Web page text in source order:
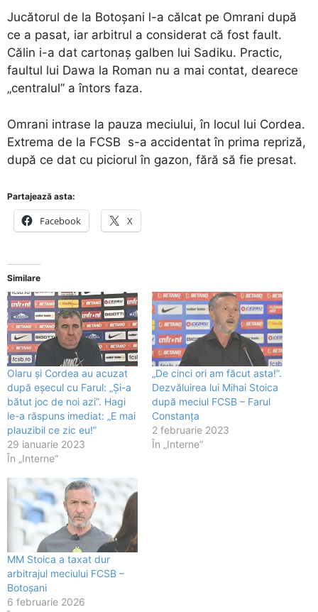
Jucătorul de la Botoșani l-a călcat pe Omrani după
ce a pasat, iar arbitrul a considerat că fost fault.
Călin i-a dat cartonaș galben lui Sadiku. Practic,
faultul lui Dawa la Roman nu a mai contat, dearece
„centralul” a întors faza.
Omrani intrase la pauza meciului, în locul lui Cordea.
Extrema de la FCSB s-a accidentat în prima repriză,
după ce dat cu piciorul în gazon, fără să fie presat.
Partajează asta:
Facebook X
Similare
Olaru și Cordea au acuzat
după eșecul cu Farul: „Și-a
bătut joc de noi azi”. Hagi
le-a răspuns imediat: „E mai
plauzibil ce zic eu!”
29 ianuarie 2023
În „Interne”
„De cinci ori am făcut asta!”.
Dezvăluirea lui Mihai Stoica
după meciul FCSB – Farul
Constanța
2 februarie 2023
În „Interne”
MM Stoica a taxat dur
arbitrajul meciului FCSB –
Botoșani
6 februarie 2026